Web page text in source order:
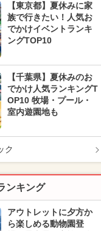
【東京都】夏休みに家
族で行きたい！人気お
でかけイベントランキ
ングTOP10
【千葉県】夏休みのお
でかけ人気ランキングT
OP10 牧場・プール・
室内遊園地も
ク
ンキング
アウトレットに夕方か
ら楽しめる動物園登